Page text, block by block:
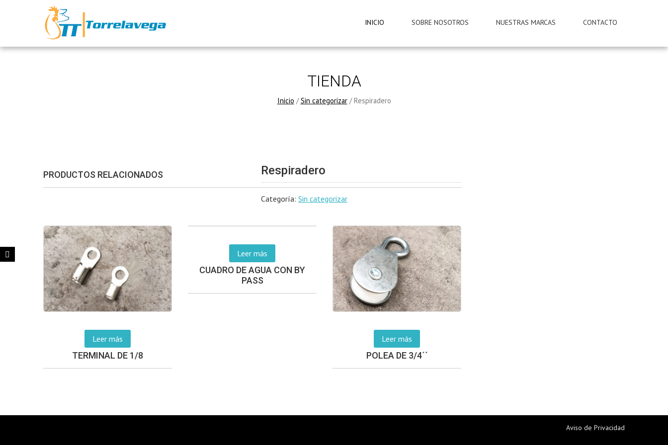
INICIO SOBRE NOSOTROS NUESTRAS MARCAS CONTACTO
TIENDA
Inicio /Sin categorizar/ Respiradero
Respiradero
Categoría:Sin categorizar
PRODUCTOS RELACIONADOS
Leer más
TERMINAL DE 1/8
Leer más
CUADRO DE AGUA CON BY
PASS
Leer más
POLEA DE 3/4´´
Aviso de Privacidad